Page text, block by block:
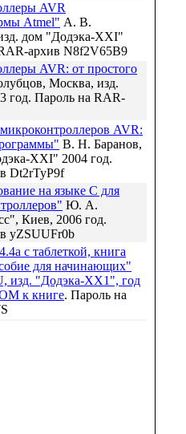
AVR
Atmel" А. В.
дом "Додэка-XXI"
архив N8f2V65B9
AVR: от простого
Москва, изд.
Пароль на RAR-
AVR:
В. Н. Баранов,
XXI" 2004 год.
Dt2rTyP9f
на языке С для
Ю. А.
Киев, 2006 год.
yZSUUFr0b
с таблеткой, книга
для начинающих"
изд. "Додэка-ХХ1", год
к книге. Пароль на